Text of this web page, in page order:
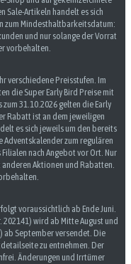
Sale-Artikeln handelt es sich
zum Mindesthaltbarkeitsdatum:
und nur solange der Vorrat
vorbehalten.
verschiedene Preisstufen. Im
die Super Early Bird Preise mit
31.10.2026 gelten die Early
Rabatt ist an dem jeweiligen
es sich jeweils um den bereits
zum regulären
nach Angebot vor Ort. Nur
Aktionen und Rabatten.
voraussichtlich ab Ende Juni.
wird ab Mitte August und
ab September versendet. Die
zu entnehmen. Der
Änderungen und Irrtümer